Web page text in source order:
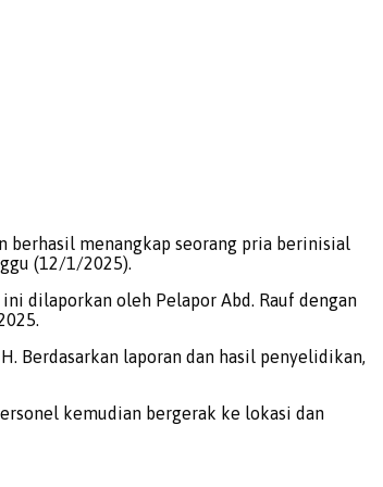
berhasil menangkap seorang pria berinisial
(12/1/2025).
dilaporkan oleh Pelapor Abd. Rauf dengan
Berdasarkan laporan dan hasil penyelidikan,
kemudian bergerak ke lokasi dan